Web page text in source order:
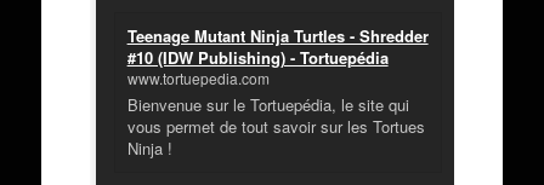
Teenage Mutant Ninja Turtles - Shredder
#10 (IDW Publishing) - Tortuepédia
www.tortuepedia.com
Bienvenue sur le Tortuepédia, le site qui
vous permet de tout savoir sur les Tortues
Ninja !